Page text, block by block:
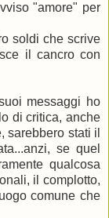
"amore" per
soldi che scrive
il cancro con
messaggi ho
di critica, anche
sarebbero stati il
se quel
qualcosa
il complotto,
comune che